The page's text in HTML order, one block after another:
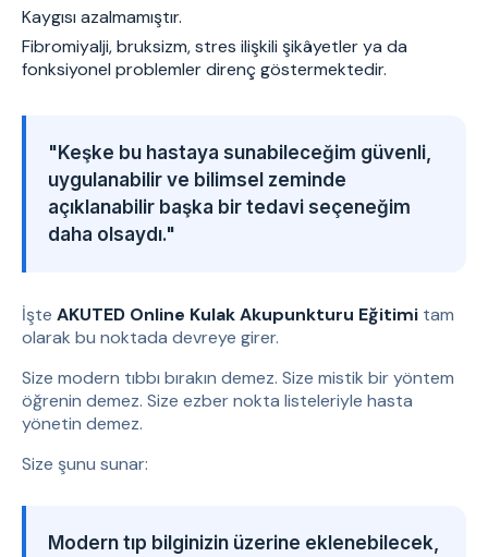
Kaygısı azalmamıştır.
Fibromiyalji, bruksizm, stres ilişkili şikâyetler ya da
fonksiyonel problemler direnç göstermektedir.
"Keşke bu hastaya sunabileceğim güvenli,
uygulanabilir ve bilimsel zeminde
açıklanabilir başka bir tedavi seçeneğim
daha olsaydı."
İşte AKUTED Online Kulak Akupunkturu Eğitimi tam
olarak bu noktada devreye girer.
Size modern tıbbı bırakın demez. Size mistik bir yöntem
öğrenin demez. Size ezber nokta listeleriyle hasta
yönetin demez.
Size şunu sunar:
Modern tıp bilginizin üzerine eklenebilecek,